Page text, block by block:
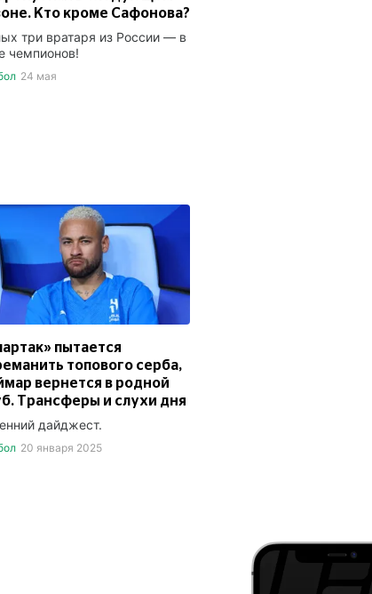
Кто кроме Сафонова?
три вратаря из России — в
чемпионов!
24 мая
пытается
топового серба,
вернется в родной
Трансферы и слухи дня
дайджест.
20 января 2025